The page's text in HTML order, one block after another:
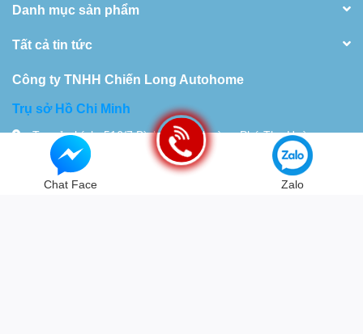
Danh mục sản phẩm
Tất cả tin tức
Công ty TNHH Chiến Long Autohome
Trụ sở Hồ Chi Minh
Trụ sở chính: 516/7 Bình Long, Phường Phú Thọ Hoà,
TP.HCM Nhà xưởng 28 Đường 18D,Khu Phố 10, Bình Hưng
Hòa. TP.HCM
Chat Face Zalo